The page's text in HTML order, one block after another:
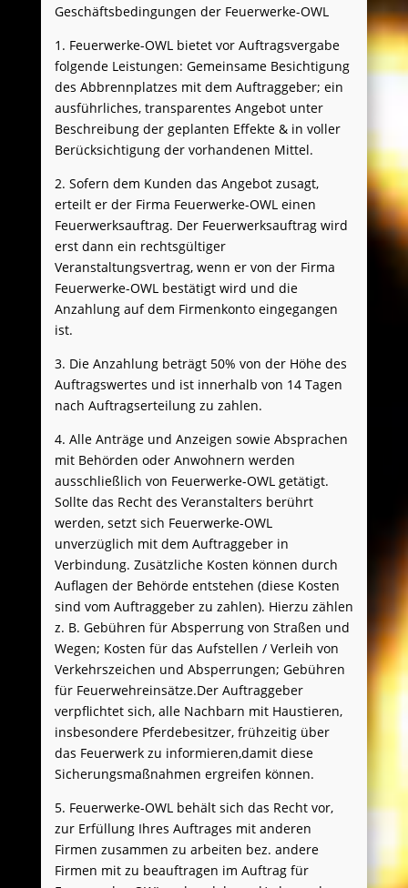
Geschäftsbedingungen der Feuerwerke-OWL
1. Feuerwerke-OWL bietet vor Auftragsvergabe
folgende Leistungen: Gemeinsame Besichtigung
des Abbrennplatzes mit dem Auftraggeber; ein
ausführliches, transparentes Angebot unter
Beschreibung der geplanten Effekte & in voller
Berücksichtigung der vorhandenen Mittel.
2. Sofern dem Kunden das Angebot zusagt,
erteilt er der Firma Feuerwerke-OWL einen
Feuerwerksauftrag. Der Feuerwerksauftrag wird
erst dann ein rechtsgültiger
Veranstaltungsvertrag, wenn er von der Firma
Feuerwerke-OWL bestätigt wird und die
Anzahlung auf dem Firmenkonto eingegangen
ist.
3. Die Anzahlung beträgt 50% von der Höhe des
Auftragswertes und ist innerhalb von 14 Tagen
nach Auftragserteilung zu zahlen.
4. Alle Anträge und Anzeigen sowie Absprachen
mit Behörden oder Anwohnern werden
ausschließlich von Feuerwerke-OWL getätigt.
Sollte das Recht des Veranstalters berührt
werden, setzt sich Feuerwerke-OWL
unverzüglich mit dem Auftraggeber in
Verbindung. Zusätzliche Kosten können durch
Auflagen der Behörde entstehen (diese Kosten
sind vom Auftraggeber zu zahlen). Hierzu zählen
z. B. Gebühren für Absperrung von Straßen und
Wegen; Kosten für das Aufstellen / Verleih von
Verkehrszeichen und Absperrungen; Gebühren
für Feuerwehreinsätze.Der Auftraggeber
verpflichtet sich, alle Nachbarn mit Haustieren,
insbesondere Pferdebesitzer, frühzeitig über
das Feuerwerk zu informieren,damit diese
Sicherungsmaßnahmen ergreifen können.
5. Feuerwerke-OWL behält sich das Recht vor,
zur Erfüllung Ihres Auftrages mit anderen
Firmen zusammen zu arbeiten bez. andere
Firmen mit zu beauftragen im Auftrag für